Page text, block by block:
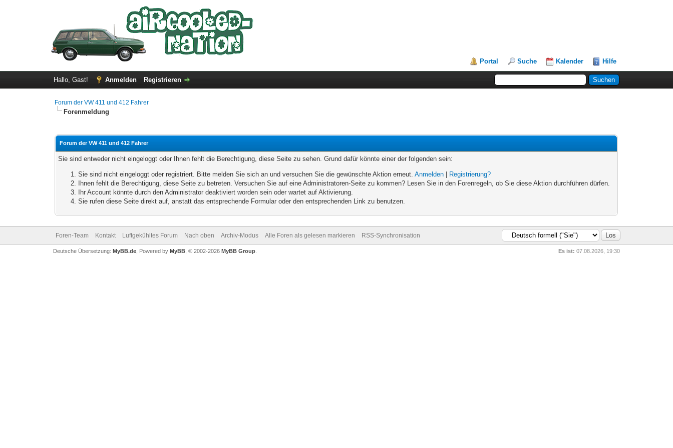
Portal Suche Kalender Hilfe
Hallo, Gast! Anmelden Registrieren
Forum der VW 411 und 412 Fahrer
Forenmeldung
Forum der VW 411 und 412 Fahrer
Sie sind entweder nicht eingeloggt oder Ihnen fehlt die Berechtigung, diese Seite zu sehen. Grund dafür könnte einer der folgenden sein:
Sie sind nicht eingeloggt oder registriert. Bitte melden Sie sich an und versuchen Sie die gewünschte Aktion erneut.Anmelden
Registrierung?
Ihnen fehlt die Berechtigung, diese Seite zu betreten. Versuchen Sie auf eine Administratoren-Seite zu kommen? Lesen Sie in den Forenregeln, ob Sie diese Aktion durchführen dürfen.
Ihr Account könnte durch den Administrator deaktiviert worden sein oder wartet auf Aktivierung.
Sie rufen diese Seite direkt auf, anstatt das entsprechende Formular oder den entsprechenden Link zu benutzen.
Foren-Team Kontakt Luftgekühltes Forum Nach oben Archiv-Modus Alle Foren als gelesen markieren RSS-Synchronisation
Es ist: 07.08.2026, 19:30
Deutsche Übersetzung: MyBB.de, Powered by MyBB, © 2002-2026 MyBB Group.